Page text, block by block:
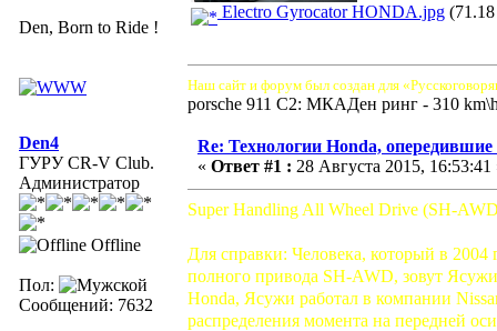
Den, Born to Ride !
Electro Gyrocator HONDA.jpg
Наш сайт и форум был создан для
porsche 911 C2: МКАДен ринг - 310
Den4
ГУРУ CR-V Club.
Администратор
Offline
Пол:
Сообщений: 7632
Re: Технологии Honda, опередившие
« Ответ #1 : 28 Августа 2015, 16:53:41
Super Handling All Wheel Drive (SH-
Для справки: Человека, который в 2004
полного привода SH-AWD, зовут
Honda, Ясужи работал в компании
распределения момента на передней